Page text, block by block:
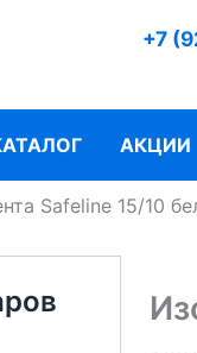
+7
АКЦИИ
Safeline 15/10